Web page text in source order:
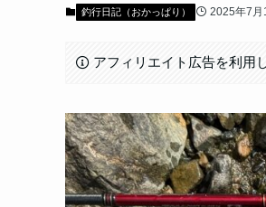
釣行日記（おかっぱり） 2025年7月
アフィリエイト広告を利用